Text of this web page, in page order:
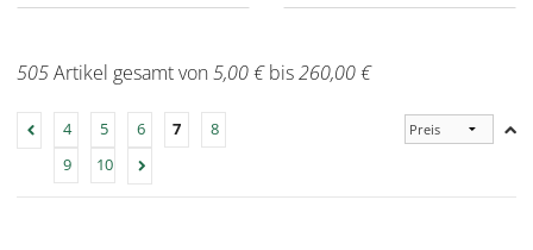
505Artikel gesamt von5,00 €bis260,00 €
4 5 6 7
8
9
10